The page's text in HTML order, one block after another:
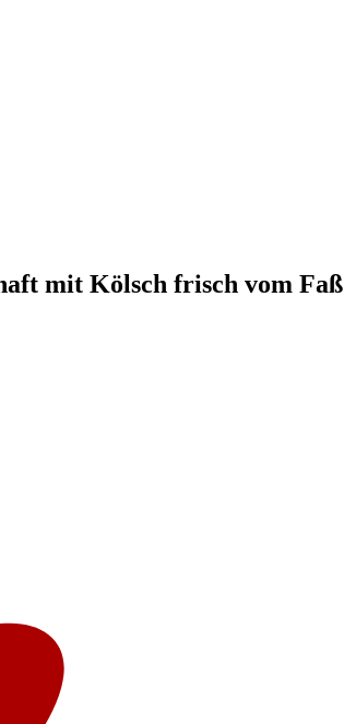
mit Kölsch frisch vom Faß